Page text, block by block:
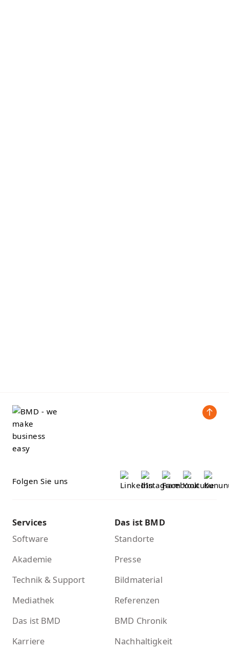
Folgen Sie uns
Services
Software
Akademie
Technik & Support
Mediathek
Das ist BMD
Karriere
Das ist BMD
Standorte
Presse
Bildmaterial
Referenzen
BMD Chronik
Nachhaltigkeit